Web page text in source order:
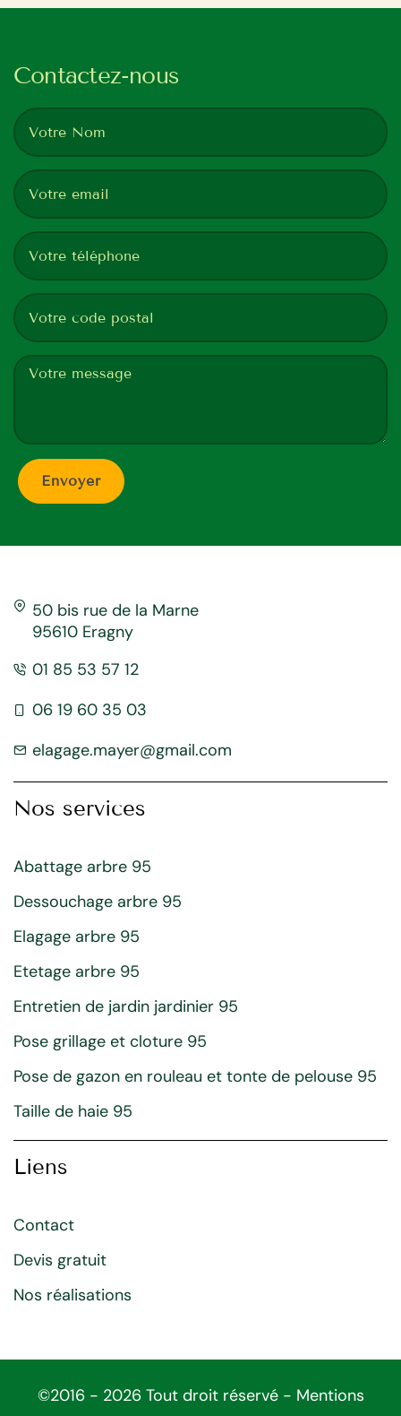
Contactez-nous
50 bis rue de la Marne
95610 Eragny
01 85 53 57 12
06 19 60 35 03
elagage.mayer@gmail.com
Nos services
Abattage arbre 95
Dessouchage arbre 95
Elagage arbre 95
Etetage arbre 95
Entretien de jardin jardinier 95
Pose grillage et cloture 95
Pose de gazon en rouleau et tonte de pelouse 95
Taille de haie 95
Liens
Contact
Devis gratuit
Nos réalisations
©2016 - 2026 Tout droit réservé - Mentions